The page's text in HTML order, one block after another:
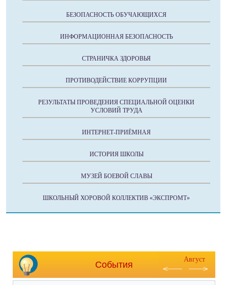
БЕЗОПАСНОСТЬ ОБУЧАЮЩИХСЯ
ИНФОРМАЦИОННАЯ БЕЗОПАСНОСТЬ
СТРАНИЧКА ЗДОРОВЬЯ
ПРОТИВОДЕЙСТВИЕ КОРРУПЦИИ
РЕЗУЛЬТАТЫ ПРОВЕДЕНИЯ СПЕЦИАЛЬНОЙ ОЦЕНКИ
УСЛОВИЙ ТРУДА
ИНТЕРНЕТ-ПРИЁМНАЯ
ИСТОРИЯ ШКОЛЫ
МУЗЕЙ БОЕВОЙ СЛАВЫ
ШКОЛЬНЫЙ ХОРОВОЙ КОЛЛЕКТИВ «ЭКСПРОМТ»
События
Август